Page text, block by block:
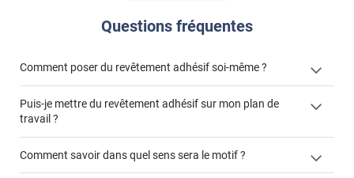
Questions fréquentes
Comment poser du revêtement adhésif soi-même ?
« Comment poser un revêtement adhésif ? »
Puis-je mettre du revêtement adhésif sur mon plan de
travail ?
Comment savoir dans quel sens sera le motif ?